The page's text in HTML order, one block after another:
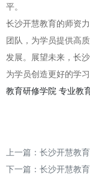
平。
长沙开慧教育的师资
团队，为学员提供高
发展。展望未来，长
为学员创造更好的学习
教育研修学院 专业教
上一篇： 长沙开慧教
下一篇： 长沙开慧教